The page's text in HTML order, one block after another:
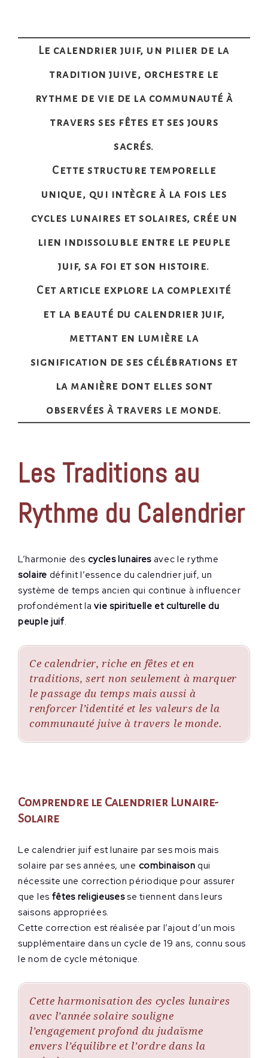
Le calendrier juif, un pilier de la
tradition juive, orchestre le
rythme de vie de la communauté à
travers ses fêtes et ses jours
sacrés.
Cette structure temporelle
unique, qui intègre à la fois les
cycles lunaires et solaires, crée un
lien indissoluble entre le peuple
juif, sa foi et son histoire.
Cet article explore la complexité
et la beauté du calendrier juif,
mettant en lumière la
signification de ses célébrations et
la manière dont elles sont
observées à travers le monde.
Les Traditions au
Rythme du Calendrier
L’harmonie des cycles lunaires avec le rythme
solaire définit l’essence du calendrier juif, un
système de temps ancien qui continue à influencer
profondément lavie spirituelle et culturelle du
peuple juif.
Ce calendrier, riche en fêtes et en
traditions, sert non seulement à marquer
le passage du temps mais aussi à
renforcer l’identité et les valeurs de la
communauté juive à travers le monde.
Comprendre le Calendrier Lunaire-
Solaire
Le calendrier juif est lunaire par ses mois mais
solaire par ses années, une combinaison qui
nécessite une correction périodique pour assurer
que les fêtes religieusesse tiennent dans leurs
saisons appropriées.
Cette correction est réalisée par l’ajout d’un mois
supplémentaire dans un cycle de 19 ans, connu sous
le nom de cycle métonique.
Cette harmonisation des cycles lunaires
avec l’année solaire souligne
l’engagement profond du judaïsme
envers l’équilibre et l’ordre dans la